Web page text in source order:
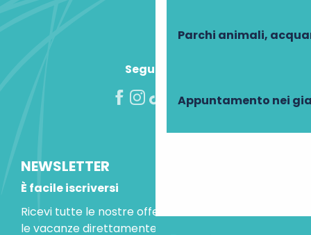
Parchi animali,
Appuntamento nei
Domaine De La Trigaliere - Le Séchoir
Seguiteci!
NEWSLETTER
È facile iscriversi
Ricevi tutte le nostre offerte speciali e le idee per
le vacanze direttamente nella tua casella di